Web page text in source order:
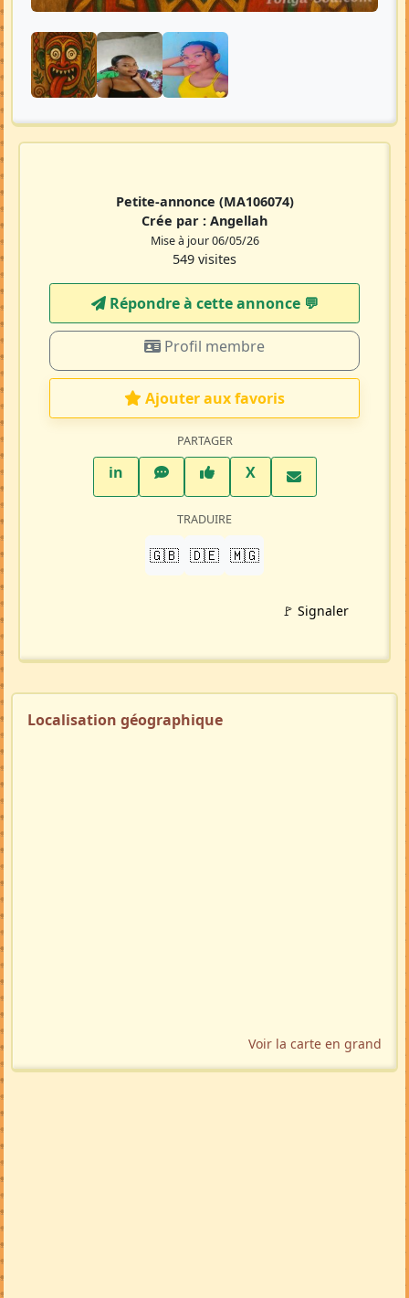
Petite-annonce (MA106074)
Crée par : Angellah
Mise à jour 06/05/26
549 visites
Répondre à cette annonce 💬​
Profil membre
Ajouter aux favoris
PARTAGER
inLinkedInWhatsAppFacebook
XTwitter X
TRADUIRE
🇬🇧 🇩🇪 🇲🇬
🚩 Signaler
Localisation géographique
Voir la carte en grand